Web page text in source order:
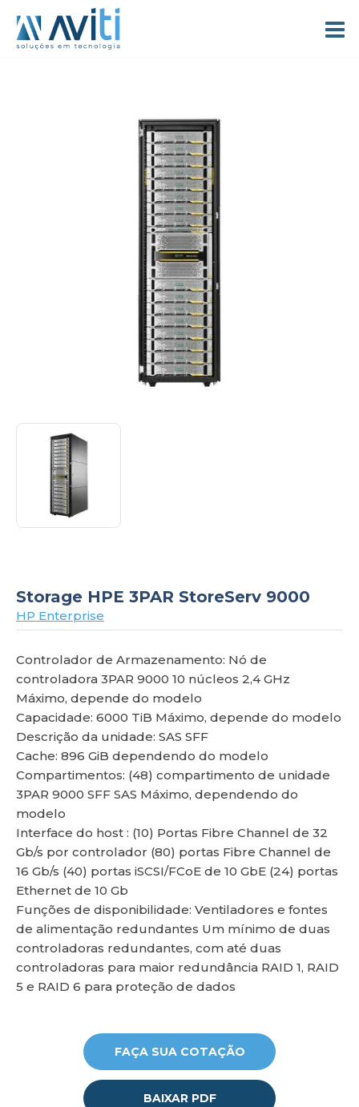
Storage HPE 3PAR StoreServ 9000
HP Enterprise
Controlador de Armazenamento: Nó de
controladora 3PAR 9000 10 núcleos 2,4 GHz
Máximo, depende do modelo
Capacidade: 6000 TiB Máximo, depende do modelo
Descrição da unidade: SAS SFF
Cache: 896 GiB dependendo do modelo
Compartimentos: (48) compartimento de unidade
3PAR 9000 SFF SAS Máximo, dependendo do
modelo
Interface do host : (10) Portas Fibre Channel de 32
Gb/s por controlador (80) portas Fibre Channel de
16 Gb/s (40) portas iSCSI/FCoE de 10 GbE (24) portas
Ethernet de 10 Gb
Funções de disponibilidade: Ventiladores e fontes
de alimentação redundantes Um mínimo de duas
controladoras redundantes, com até duas
controladoras para maior redundância RAID 1, RAID
5 e RAID 6 para proteção de dados
FAÇA SUA COTAÇÃO
BAIXAR PDF